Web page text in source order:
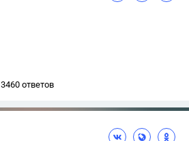
3460 ответов